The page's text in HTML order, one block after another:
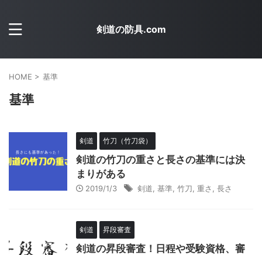
剣道の防具.com
HOME > 基準
基準
剣道 竹刀（竹刀袋）
剣道の竹刀の重さと長さの基準には決
まりがある
2019/1/3 剣道 基準 竹刀 重さ 長さ
剣道 昇段審査
剣道の昇段審査！日程や受験資格、審